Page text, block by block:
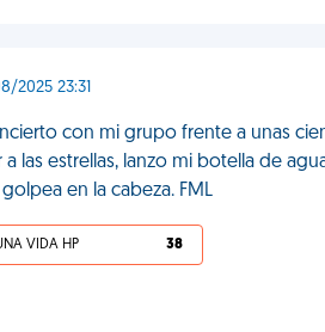
2025 23:31
con mi grupo frente a unas
las estrellas, lanzo mi botella de
en la cabeza. FML
VIDA HP 38